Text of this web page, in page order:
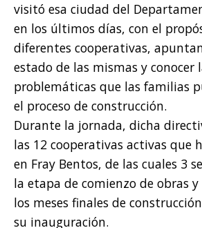
visitó esa ciudad del
en los últimos días, con el
diferentes cooperativas,
estado de las mismas y conocer
problemáticas que las familias
el proceso de construcción.
Durante la jornada, dicha
las 12 cooperativas activas que
en Fray Bentos, de las cuales 3
la etapa de comienzo de obras
los meses finales de
su inauguración.